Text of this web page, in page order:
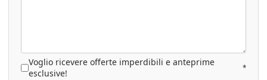
Voglio ricevere offerte imperdibili e anteprime
esclusive!
*